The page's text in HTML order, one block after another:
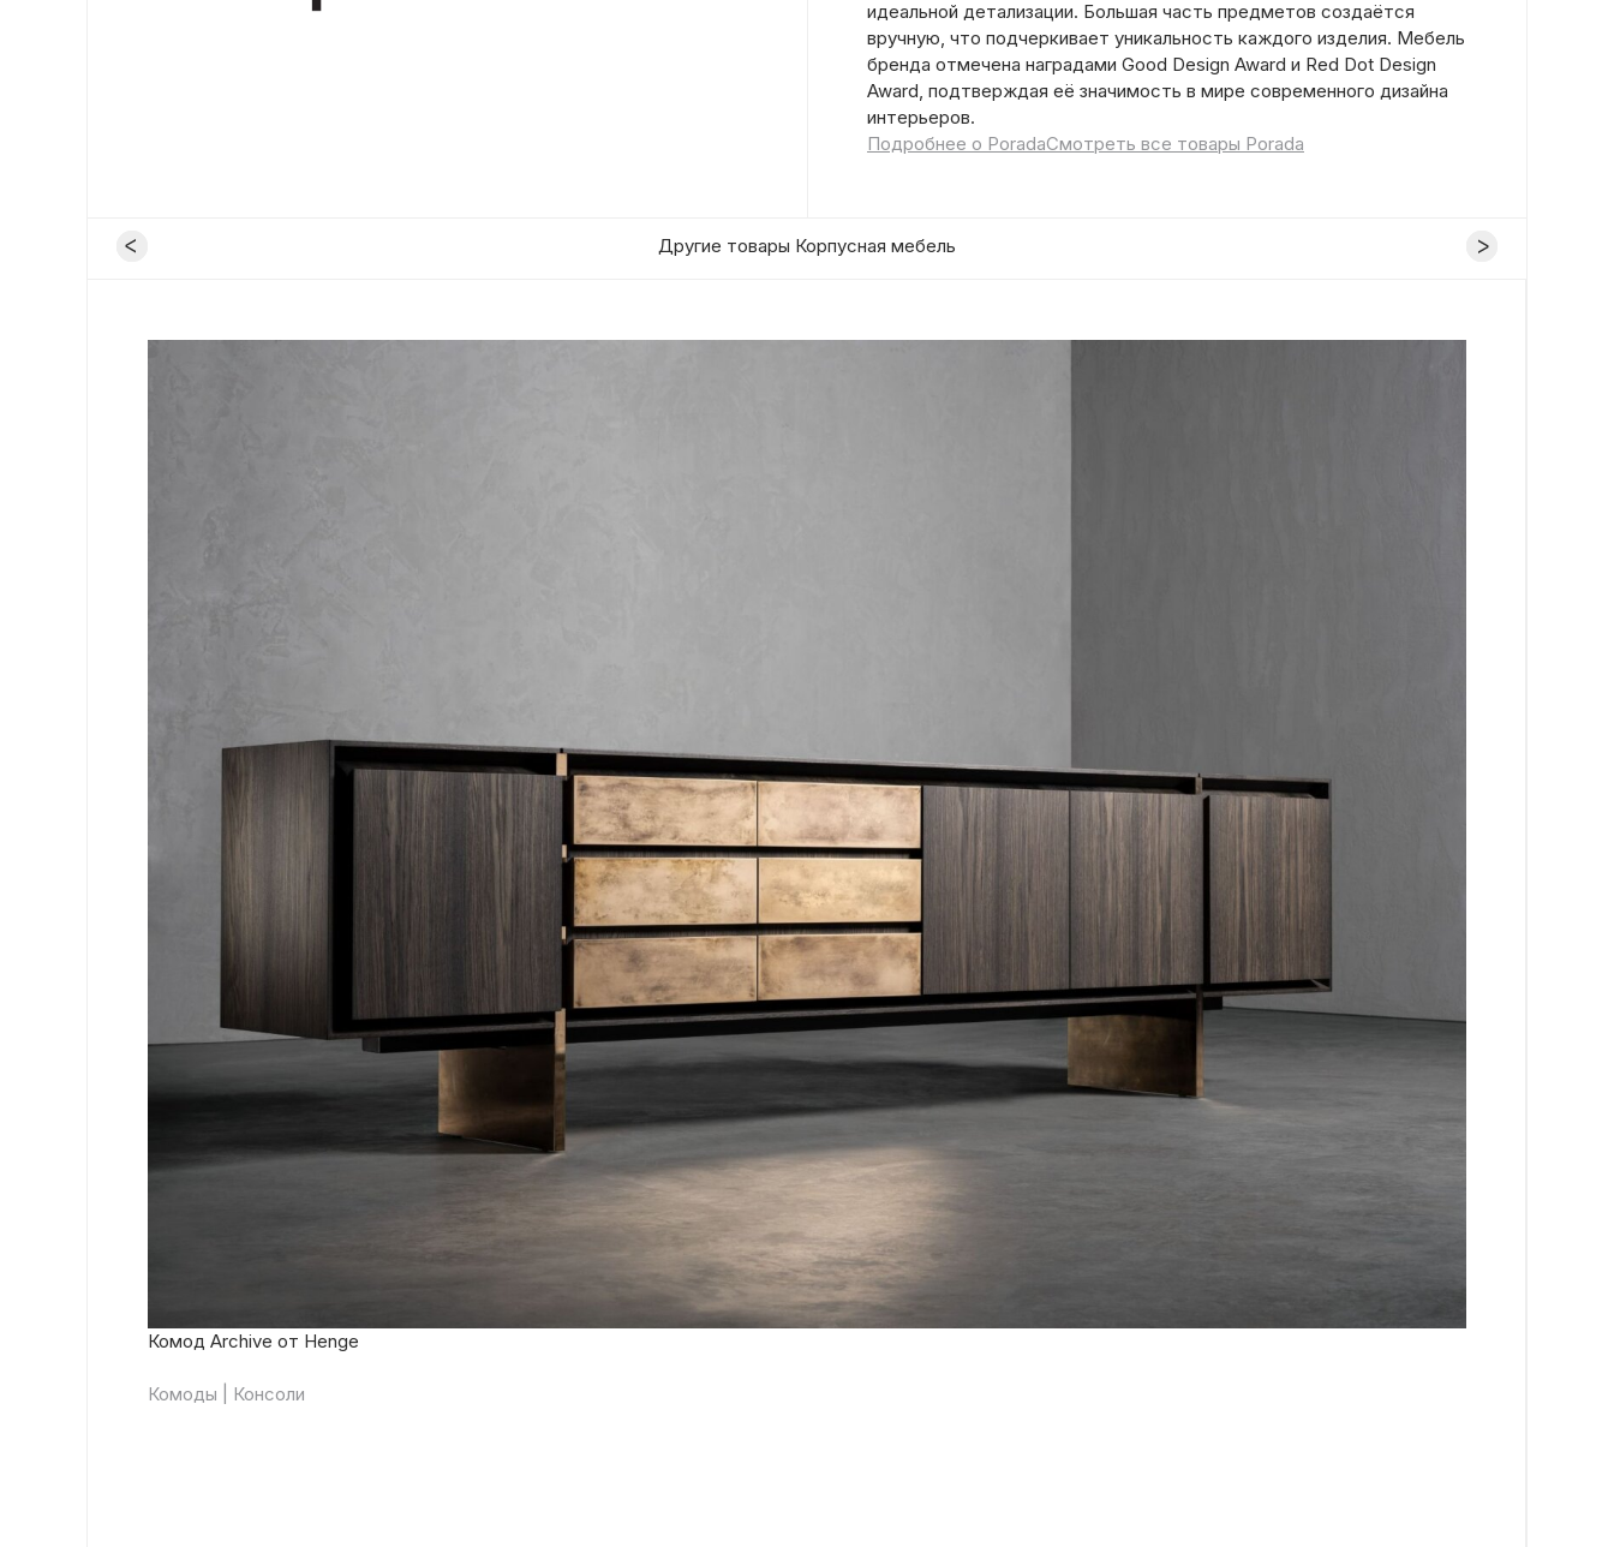
идеальной детализации. Большая часть предметов создаётся
вручную, что подчеркивает уникальность каждого изделия. Мебель
бренда отмечена наградами Good Design Award и Red Dot Design
Award, подтверждая её значимость в мире современного дизайна
интерьеров.
Подробнее о PoradaСмотреть все товары Porada
Другие товары Корпусная мебель
Комод Archive от Henge
Комоды | Консоли